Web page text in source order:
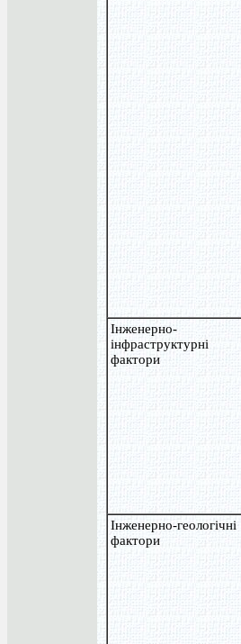
Інженерно-
інфраструктурні
фактори
Інженерно-геологічні
фактори